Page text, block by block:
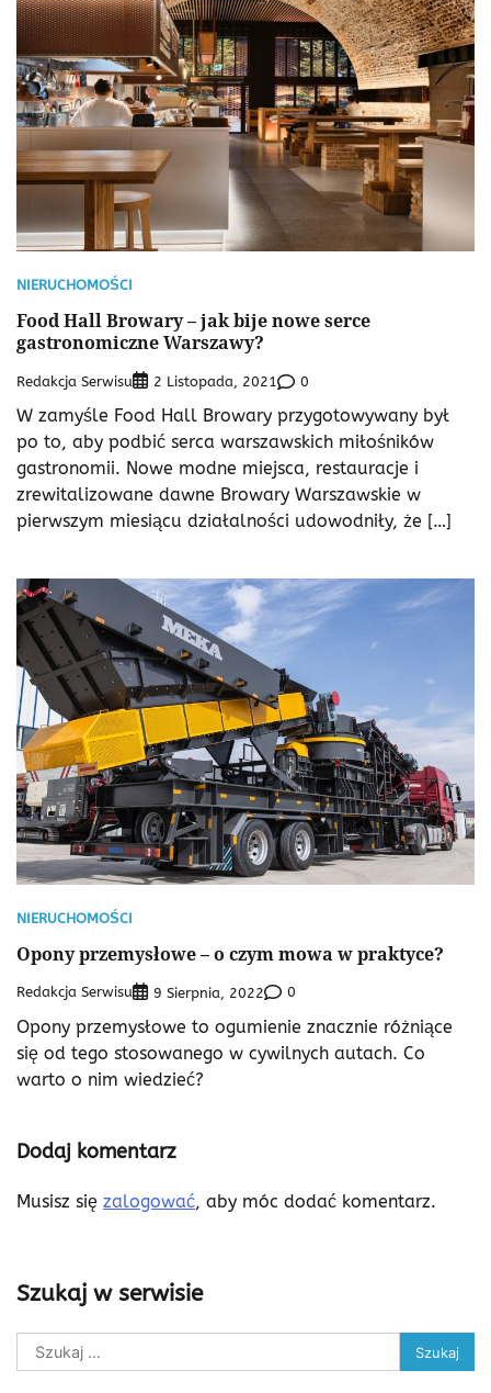
NIERUCHOMOŚCI
Food Hall Browary – jak bije nowe serce
gastronomiczne Warszawy?
Redakcja Serwisu 2 Listopada, 2021 0
W zamyśle Food Hall Browary przygotowywany był
po to, aby podbić serca warszawskich miłośników
gastronomii. Nowe modne miejsca, restauracje i
zrewitalizowane dawne Browary Warszawskie w
pierwszym miesiącu działalności udowodniły, że […]
NIERUCHOMOŚCI
Opony przemysłowe – o czym mowa w praktyce?
Redakcja Serwisu 9 Sierpnia, 2022 0
Opony przemysłowe to ogumienie znacznie różniące
się od tego stosowanego w cywilnych autach. Co
warto o nim wiedzieć?
Dodaj komentarz
Musisz się zalogować, aby móc dodać komentarz.
Szukaj w serwisie
Szukaj: